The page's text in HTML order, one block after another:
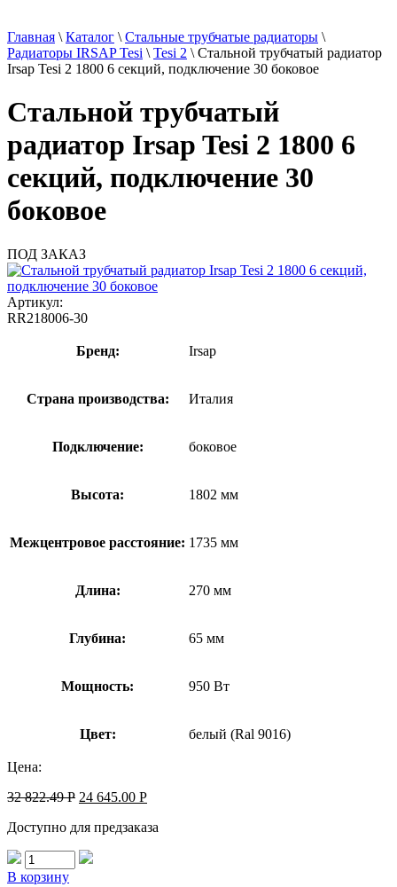
Главная \ Каталог \ Стальные трубчатые радиаторы \
Радиаторы IRSAP Tesi \ Tesi 2 \ Стальной трубчатый радиатор
Irsap Tesi 2 1800 6 секций, подключение 30 боковое
Стальной трубчатый
радиатор Irsap Tesi 2 1800 6
секций, подключение 30
боковое
ПОД ЗАКАЗ
Артикул:
RR218006-30
Бренд: Irsap
Страна производства: Италия
Подключение: боковое
Высота: 1802 мм
Межцентровое расстояние: 1735 мм
Длина: 270 мм
Глубина: 65 мм
Мощность: 950 Вт
Цвет: белый (Ral 9016)
Цена:
32 822.49Р 24 645.00 Р
Доступно для предзаказа
В корзину